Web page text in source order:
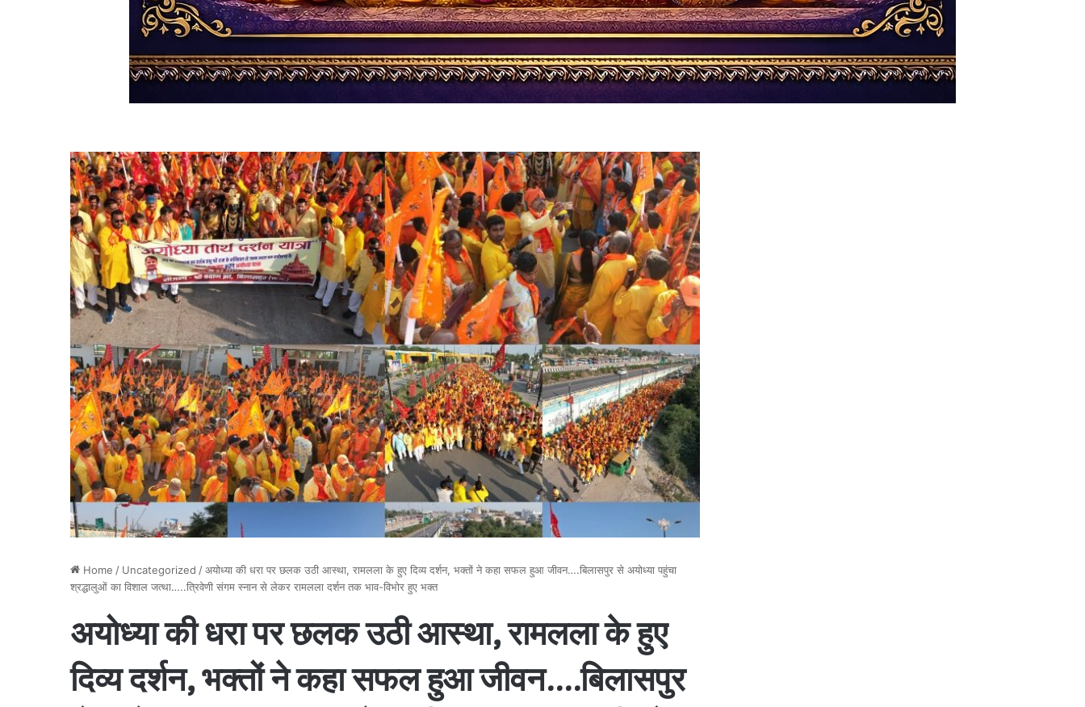
Home / Uncategorized /अयोध्या की धरा पर छलक उठी आस्था, रामलला के हुए दिव्य दर्शन, भक्तों ने कहा सफल हुआ जीवन….बिलासपुर से अयोध्या पहुंचा
श्रद्धालुओं का विशाल जत्था…..त्रिवेणी संगम स्नान से लेकर रामलला दर्शन तक भाव-विभोर हुए भक्त
अयोध्या की धरा पर छलक उठी आस्था, रामलला के हुए
दिव्य दर्शन, भक्तों ने कहा सफल हुआ जीवन….बिलासपुर